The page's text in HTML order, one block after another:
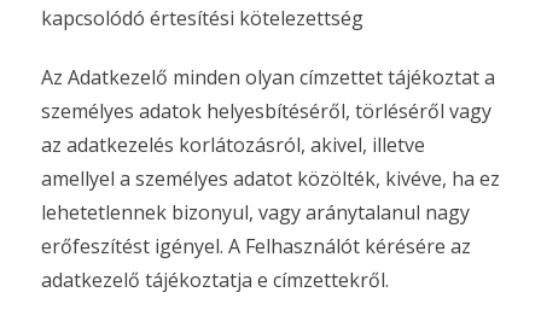
kapcsolódó értesítési kötelezettség
Az Adatkezelő minden olyan címzettet tájékoztat a
személyes adatok helyesbítéséről, törléséről vagy
az adatkezelés korlátozásról, akivel, illetve
amellyel a személyes adatot közölték, kivéve, ha ez
lehetetlennek bizonyul, vagy aránytalanul nagy
erőfeszítést igényel. A Felhasználót kérésére az
adatkezelő tájékoztatja e címzettekről.